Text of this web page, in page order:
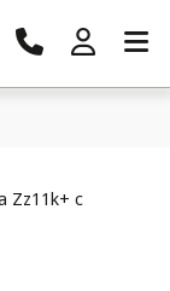
Zz11k+ c